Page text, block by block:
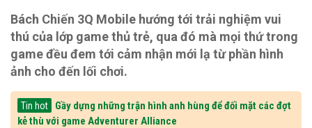
Bách Chiến 3Q Mobile hướng tới trải nghiệm vui
thú của lớp game thủ trẻ, qua đó mà mọi thứ trong
game đều đem tới cảm nhận mới lạ từ phần hình
ảnh cho đến lối chơi.
Tin hot
Gầy dựng những trận hình anh hùng để đối mặt các đợt
kẻ thù với game Adventurer Alliance